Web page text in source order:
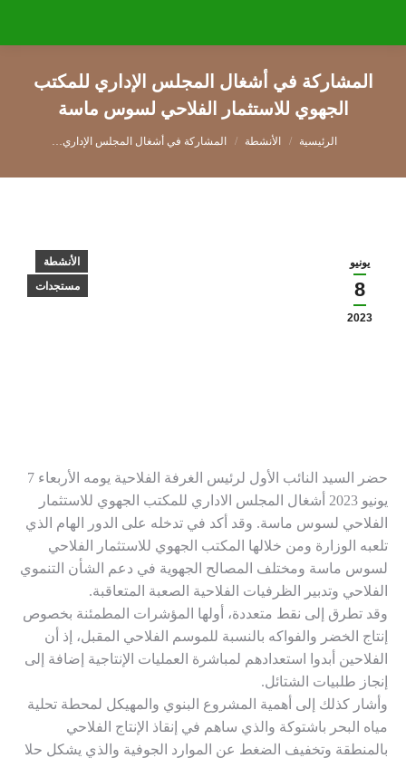
المشاركة في أشغال المجلس الإداري للمكتب
الجهوي للاستثمار الفلاحي لسوس ماسة
You are here: الأنشطة المشاركة في أشغال المجلس الإداري…
يونيو
8
2023
الأنشطة
مستجدات
حضر السيد النائب الأول لرئيس الغرفة الفلاحية يومه الأربعاء 7
يونيو 2023 أشغال المجلس الاداري للمكتب الجهوي للاستثمار
الفلاحي لسوس ماسة. وقد أكد في تدخله على الدور الهام الذي
تلعبه الوزارة ومن خلالها المكتب الجهوي للاستثمار الفلاحي
لسوس ماسة ومختلف المصالح الجهوية في دعم الشأن التنموي
الفلاحي وتدبير الظرفيات الفلاحية الصعبة المتعاقبة.
وقد تطرق إلى نقط متعددة، أولها المؤشرات المطمئنة بخصوص
إنتاج الخضر والفواكه بالنسبة للموسم الفلاحي المقبل، إذ أن
الفلاحين أبدوا استعدادهم لمباشرة العمليات الإنتاجية إضافة إلى
إنجاز طلبيات الشتائل.
وأشار كذلك إلى أهمية المشروع البنوي والمهيكل لمحطة تحلية
مياه البحر باشتوكة والذي ساهم في إنقاذ الإنتاج الفلاحي
بالمنطقة وتخفيف الضغط عن الموارد الجوفية والذي يشكل حلا